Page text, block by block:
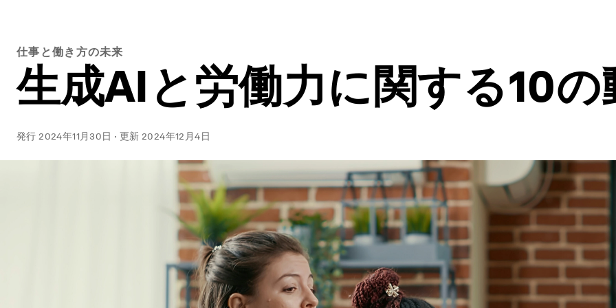
仕事と働き方の未来
生成AIと労働力に関する10の
発行2024年11月30日 · 更新2024年12月4日